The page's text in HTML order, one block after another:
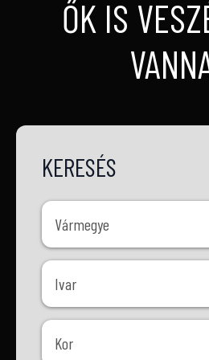
ŐK IS
KERESÉS
Vármegye
Vármegye
Ivar
Ivar
Kor
Kor